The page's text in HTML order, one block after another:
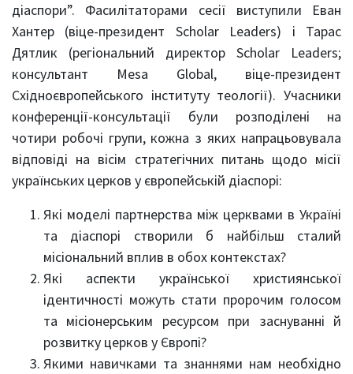
діаспори”. Фасилітаторами сесії виступили Еван
Хантер (віце-президент Scholar Leaders) і Тарас
Дятлик (регіональний директор Scholar Leaders;
консультант Mesa Global, віце-президент
Східноєвропейського інституту теології). Учасники
конференції-консультації були розподілені на
чотири робочі групи, кожна з яких напрацьовувала
відповіді на вісім стратегічних питань щодо місії
українських церков у європейській діаспорі:
Які моделі партнерства між церквами в Україні
та діаспорі створили б найбільш сталий
місіональний вплив в обох контекстах?
Які аспекти української християнської
ідентичності можуть стати пророчим голосом
та місіонерським ресурсом при заснуванні й
розвитку церков у Європі?
Якими навичками та знаннями нам необхідно